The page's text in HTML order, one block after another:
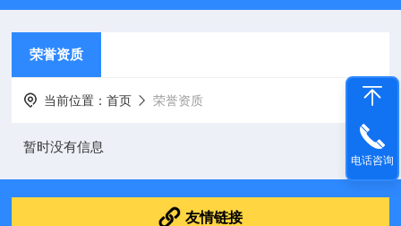
荣誉资质
当前位置：首页 荣誉资质
暂时没有信息
友情链接
电话咨询